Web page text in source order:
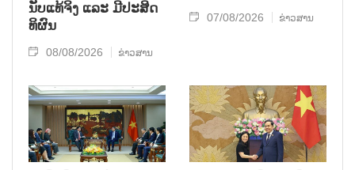
ນັບ​ແທ້​ຈິງ ແລະ ມີ​ປະ​ສິດ​
ທິ​ຜົນ
08/08/2026 ຂ່າວສານ
07/08/2026 ຂ່າວສານ